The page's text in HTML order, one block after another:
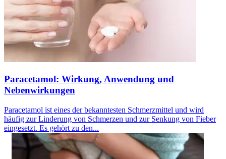
Paracetamol: Wirkung, Anwendung und
Nebenwirkungen
Paracetamol ist eines der bekanntesten Schmerzmittel und wird
häufig zur Linderung von Schmerzen und zur Senkung von Fieber
eingesetzt. Es gehört zu den...